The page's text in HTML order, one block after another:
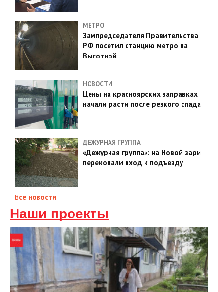
МЕТРО
Зампредседателя Правительства
РФ посетил станцию метро на
Высотной
НОВОСТИ
Цены на красноярских заправках
начали расти после резкого спада
ДЕЖУРНАЯ ГРУППА
«Дежурная группа»: на Новой зари
перекопали вход к подъезду
Все новости
Наши проекты